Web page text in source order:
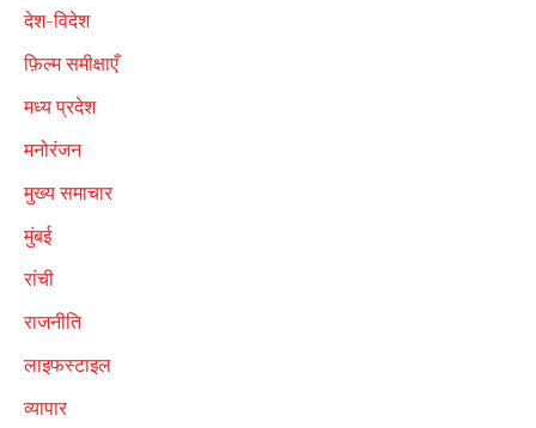
देश-विदेश
फ़िल्म समीक्षाएँ
मध्य प्रदेश
मनोरंजन
मुख्य समाचार
मुंबई
रांची
राजनीति
लाइफस्टाइल
व्यापार